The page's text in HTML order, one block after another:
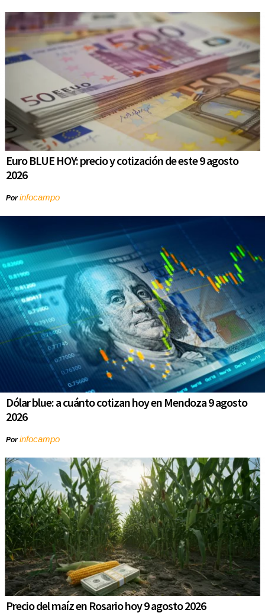
Euro BLUE HOY: precio y cotización de este 9 agosto
2026
Porinfocampo
Dólar blue: a cuánto cotizan hoy en Mendoza 9 agosto
2026
Porinfocampo
Precio del maíz en Rosario hoy 9 agosto 2026